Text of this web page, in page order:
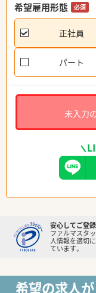
希望雇用形態 必須
正社員
パート
未入力
安心してご登
ファルマスタ
人情報を適切
ています。
希望の求人